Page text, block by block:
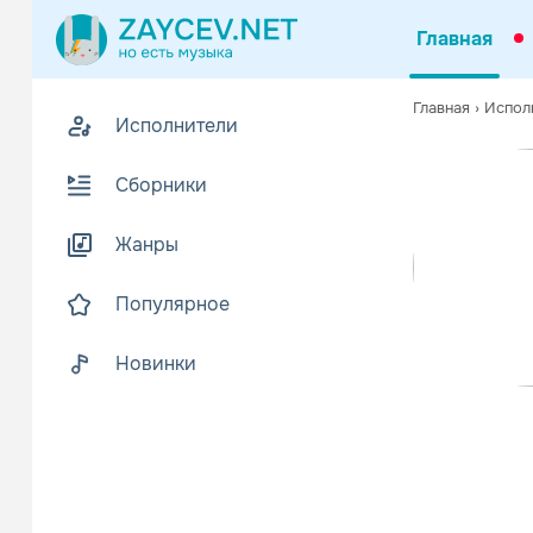
Главная
Исполнители
Сборники
Жанры
Популярное
Новинки
Главная ›
Бенни